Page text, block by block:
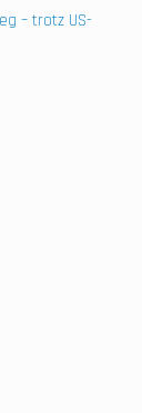
– trotz US-